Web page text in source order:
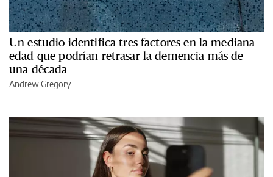
Un estudio identifica tres factores en la mediana
edad que podrían retrasar la demencia más de
una década
Andrew Gregory